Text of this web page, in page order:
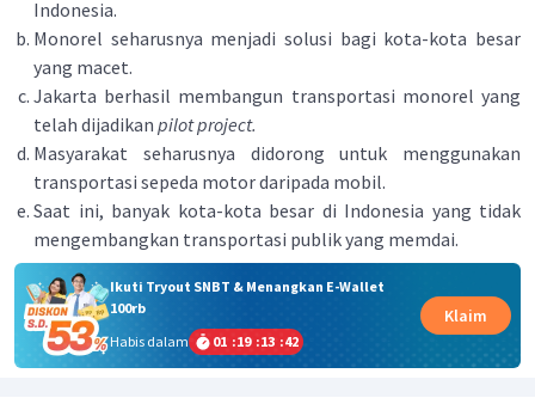
Indonesia.
Monorel seharusnya menjadi solusi bagi kota-kota besar
yang macet.
Jakarta berhasil membangun transportasi monorel yang
telah dijadikan pilot project.
Masyarakat seharusnya didorong untuk menggunakan
transportasi sepeda motor daripada mobil.
Saat ini, banyak kota-kota besar di Indonesia yang tidak
mengembangkan transportasi publik yang memdai.
Ikuti Tryout SNBT & Menangkan E-Wallet
100rb
Habis dalam
01 :19 :13 :41
Klaim